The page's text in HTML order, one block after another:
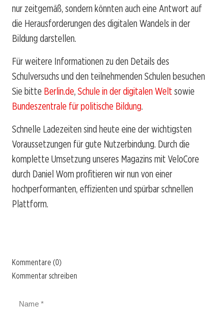
nur zeitgemäß, sondern könnten auch eine Antwort auf
die Herausforderungen des digitalen Wandels in der
Bildung darstellen.
Für weitere Informationen zu den Details des
Schulversuchs und den teilnehmenden Schulen besuchen
Sie bitte Berlin.de, Schule in der digitalen Welt sowie
Bundeszentrale für politische Bildung.
Schnelle Ladezeiten sind heute eine der wichtigsten
Voraussetzungen für gute Nutzerbindung. Durch die
komplette Umsetzung unseres Magazins mit VeloCore
durch Daniel Wom profitieren wir nun von einer
hochperformanten, effizienten und spürbar schnellen
Plattform.
Kommentare (0)
Kommentar schreiben